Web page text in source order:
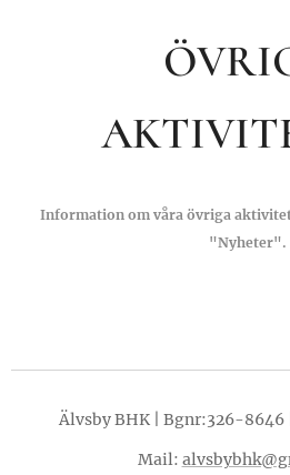
Information om våra övriga
"Nyheter".
Älvsby BHK | Bgnr:326-8646
Mail: